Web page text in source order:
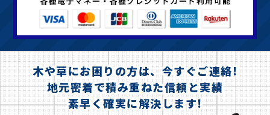
木や草にお困りの方は、今すぐご連絡!
地元密着で積み重ねた信頼と実績
素早く確実に解決します!